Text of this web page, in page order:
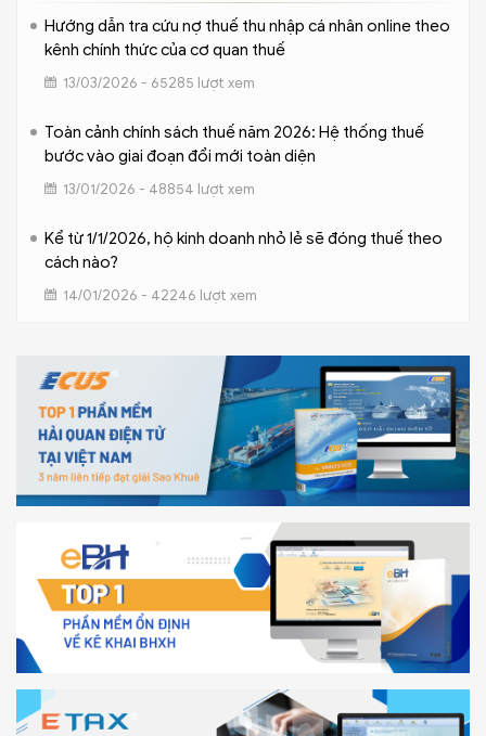
Hướng dẫn tra cứu nợ thuế thu nhập cá nhân online theo
kênh chính thức của cơ quan thuế
13/03/2026 - 65285 lượt xem
Toàn cảnh chính sách thuế năm 2026: Hệ thống thuế
bước vào giai đoạn đổi mới toàn diện
13/01/2026 - 48854 lượt xem
Kể từ 1/1/2026, hộ kinh doanh nhỏ lẻ sẽ đóng thuế theo
cách nào?
14/01/2026 - 42246 lượt xem